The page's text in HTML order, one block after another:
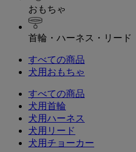
おもちゃ
首輪・ハーネス・リード
すべての商品
犬用おもちゃ
すべての商品
犬用首輪
犬用ハーネス
犬用リード
犬用チョーカー